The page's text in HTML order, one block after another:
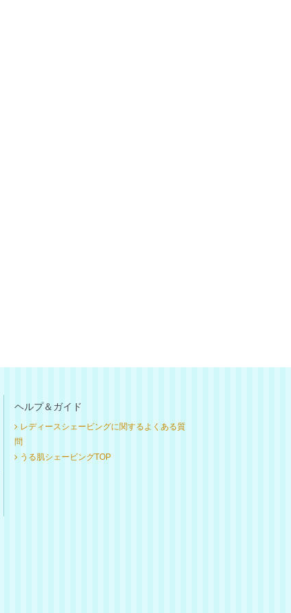
ヘルプ＆ガイド
レディースシェービングに関するよくある質
問
うる肌シェービングTOP